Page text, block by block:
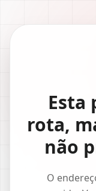
Esta
rota,
não
O